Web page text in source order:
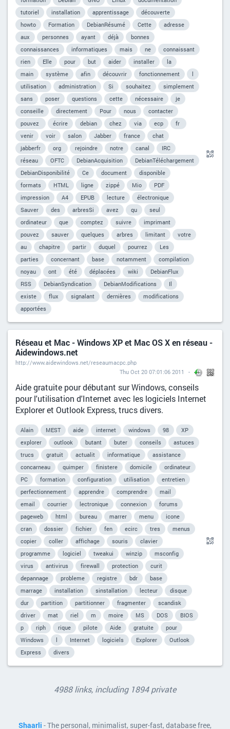
tutoriel
installation apprentissage
découverte
howto
Formation DebianRésumé Cette
adresse
aux
personnes ayant déjà
bonnes
connaissances
informatiques mais ne
connaissant
rien
Elle pour but aider installer
la
main
système afin découvrir fonctionnement
l
utilisation
administration Si souhaitez
simplement
sans
poser questions cette nécessaire
je
conseille
directement Pour nous
contacter
pouvez
écrire debian chez via ecp
fr
venir
voir salon Jabber france
chat
jabberfr
org rejoindre notre canal
IRC
réseau
OFTC DebianAcquisition
DebianTéléchargement
DebianDisponibilité
Ce document
disponible
formats
HTML ligne zippé Mio
PDF
impression
A4 EPUB lecture
électronique
Sauver
des arbresSi avez qu
seul
ordinateur
que comptez suivre
imprimant
pouvez
sauver quelques arbres limitant
votre
au
chapitre partir duquel pourrez
Les
parties
concernant base notamment
compilation
noyau
ont été déplacées wiki
DebianFlux
RSS
DebianSyndication DebianModifications
Il
existe
flux signalant dernières
modifications
apportées
Réseau et Mac - Windows XP et Mac OS X en réseau -
Aidewindows.net
http://www.aidewindows.net/reseaumacpc.php
Thu Oct 20 07:01:06 2011
Aide gratuite pour débutant sur Windows, conseils
pour l'utilisation d'Internet avec les logiciels Internet
Explorer et Outlook Express, trucs divers.
Alain MEST aide internet windows 98
XP
explorer
outlook butant buter conseils
astuces
trucs
gratuit actualit informatique
assistance
concarneau
quimper finistere domicile
ordinateur
PC
formation configuration utilisation
entretien
perfectionnement
apprendre comprendre
mail
email
courrier lectronique connexion
forums
pageweb
html bureau marrer menu
icone
cran
dossier fichier fen ecirc tres
menus
copier
coller affichage souris
clavier
programme
logiciel tweakui winzip
msconfig
virus
antivirus firewall protection
curit
depannage
probleme registre bdr
base
marrage
installation sinstallation lecteur
disque
dur
partition partitionner fragmenter
scandisk
driver
mat riel m moire MS DOS
BIOS
p
riph rique pilote Aide gratuite
pour
Windows
l Internet logiciels Explorer
Outlook
Express
divers
4988 links, including 1894 private
Shaarli - The personal, minimalist, super-fast, database free,